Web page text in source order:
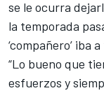
se le ocurra
la temporada
‘compañero’ iba
“Lo bueno que
esfuerzos y